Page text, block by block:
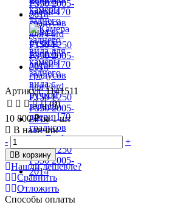
Артикул: 1141511
(0)
10 800 ₽за 1 шт
В наличии
-
+
В корзину
Нашли дешевле?
Сравнить
Отложить
Способы оплаты